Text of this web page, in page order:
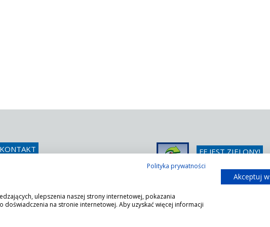
KONTAKT FF JEST ZIELONY!
Wystarczy poprosić o
Polityka prywatności
ulepszenia naszej strony internetowej, pokazania
doświadczenia na stronie internetowej. Aby uzyskać więcej informacji
Akceptuj